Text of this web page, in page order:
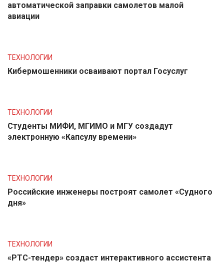
автоматической заправки самолетов малой
авиации
ТЕХНОЛОГИИ
Кибермошенники осваивают портал Госуслуг
ТЕХНОЛОГИИ
Студенты МИФИ, МГИМО и МГУ создадут
электронную «Капсулу времени»
ТЕХНОЛОГИИ
Российские инженеры построят самолет «Судного
дня»
ТЕХНОЛОГИИ
«РТС-тендер» создаст интерактивного ассистента